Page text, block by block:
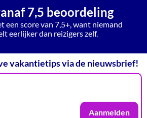
7,5 beoordeling
een score van 7,5+, want niemand
eerlijker dan reizigers zelf.
vakantietips via de nieuwsbrief!
Aanmelden